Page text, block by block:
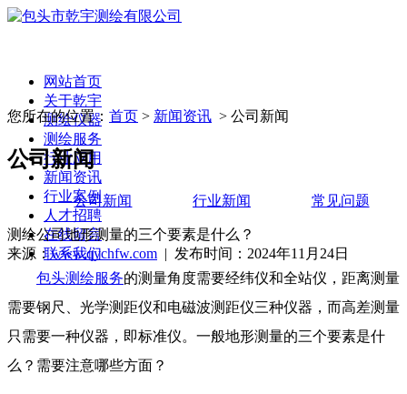
网站首页
关于乾宇
测绘仪器
测绘服务
行业应用
新闻资讯
行业案例
人才招聘
在线留言
联系我们
您所在的位置： 首页 > 新闻资讯 > 公司新闻
公司新闻
公司新闻 行业新闻 常见问题
测绘公司地形测量的三个要素是什么？
来源：www.qychfw.com | 发布时间：2024年11月24日
包头测绘服务的测量角度需要经纬仪和全站仪，距离测量
需要钢尺、光学测距仪和电磁波测距仪三种仪器，而高差测量
只需要一种仪器，即标准仪。一般地形测量的三个要素是什
么？需要注意哪些方面？